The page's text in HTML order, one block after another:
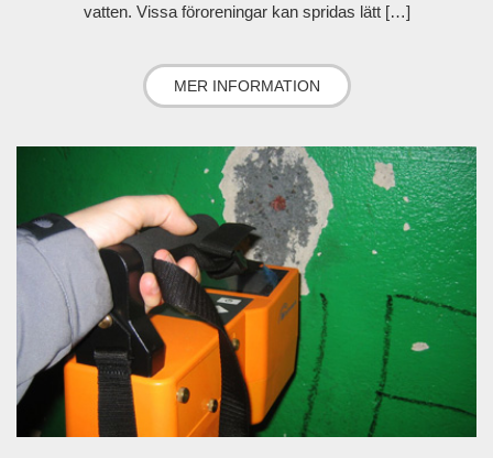
vatten. Vissa föroreningar kan spridas lätt […]
MER INFORMATION